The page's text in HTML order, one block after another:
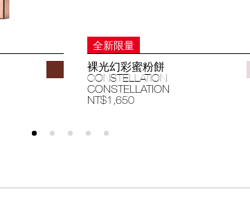
全新限量
裸光幻彩蜜粉餅
CONSTELLATION
CONSTELLATION
NT$1,650